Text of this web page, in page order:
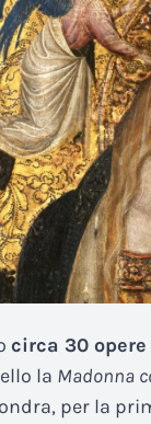
circa 30 opere
la Madonna
per la